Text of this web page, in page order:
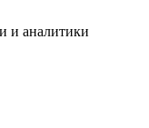
и аналитики